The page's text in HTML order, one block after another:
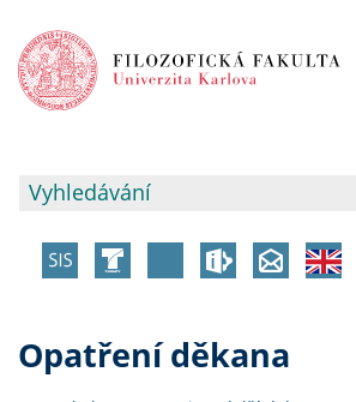
Opatření děkana